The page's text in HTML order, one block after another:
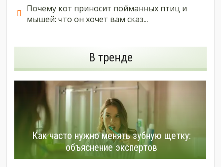
Почему кот приносит пойманных птиц и
мышей: что он хочет вам сказ...
В тренде
Как часто нужно менять зубную щетку:
объяснение экспертов